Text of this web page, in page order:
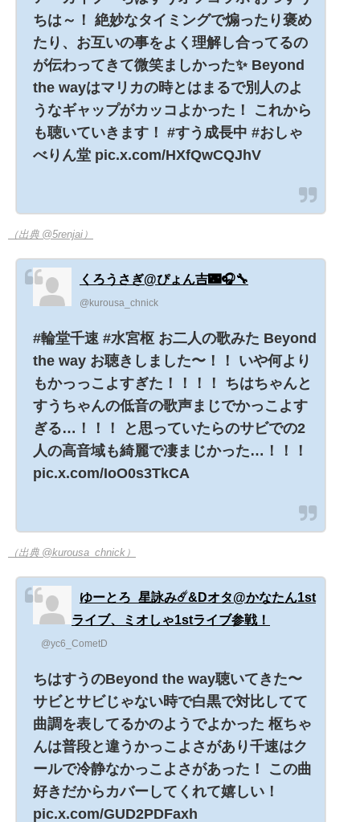
ちは～！ 絶妙なタイミングで煽ったり褒め
たり、お互いの事をよく理解し合ってるの
が伝わってきて微笑ましかった✨ Beyond
the wayはマリカの時とはまるで別人のよ
うなギャップがカッコよかった！ これから
も聴いていきます！ #すう成長中 #おしゃ
べりん堂 pic.x.com/HXfQwCQJhV
（出典 @5renjai）
くろうさぎ@ぴょん吉🌃🎧🔧
@kurousa_chnick
#輪堂千速 #水宮枢 お二人の歌みた Beyond
the way お聴きしました〜！！ いや何より
もかっっこよすぎた！！！！ ちはちゃんと
すうちゃんの低音の歌声まじでかっこよす
ぎる…！！！ と思っていたらのサビでの2
人の高音域も綺麗で凄まじかった…！！！
pic.x.com/IoO0s3TkCA
（出典 @kurousa_chnick）
ゆーとろ_星詠み☄️&Dオタ@かなたん1st
ライブ、ミオしゃ1stライブ参戦！
@yc6_CometD
ちはすうのBeyond the way聴いてきた〜
サビとサビじゃない時で白黒で対比してて
曲調を表してるかのようでよかった 枢ちゃ
んは普段と違うかっこよさがあり千速はク
ールで冷静なかっこよさがあった！ この曲
好きだからカバーしてくれて嬉しい！
pic.x.com/GUD2PDFaxh